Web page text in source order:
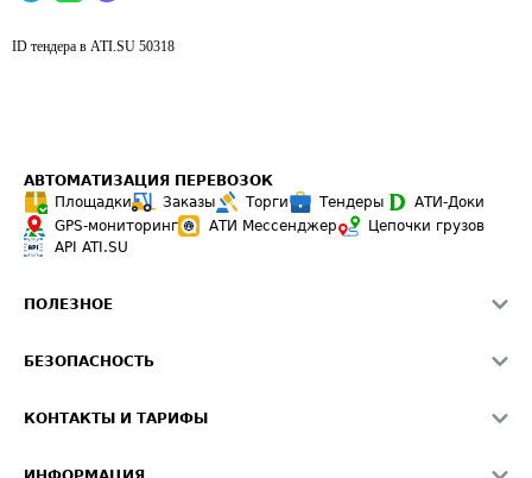
ID тендера в ATI.SU 50318
АВТОМАТИЗАЦИЯ ПЕРЕВОЗОК
Площадки
Заказы Торги Тендеры
АТИ-Доки
GPS-мониторинг
АТИ Мессенджер
Цепочки грузов
API ATI.SU
ПОЛЕЗНОЕ
Звезды ATI.SU на вашем сайте
БЕЗОПАСНОСТЬ
Светофор+
КОНТАКТЫ И ТАРИФЫ